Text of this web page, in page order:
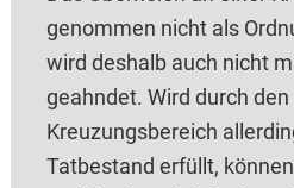
genommen nicht als
wird deshalb auch nicht
geahndet. Wird durch
Kreuzungsbereich
Tatbestand erfüllt,